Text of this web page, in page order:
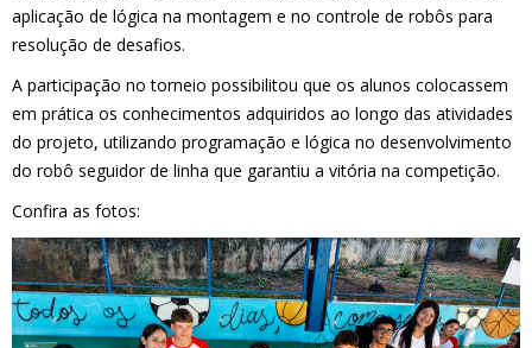
aplicação de lógica na montagem e no controle de robôs para
resolução de desafios.
A participação no torneio possibilitou que os alunos colocassem
em prática os conhecimentos adquiridos ao longo das atividades
do projeto, utilizando programação e lógica no desenvolvimento
do robô seguidor de linha que garantiu a vitória na competição.
Confira as fotos: